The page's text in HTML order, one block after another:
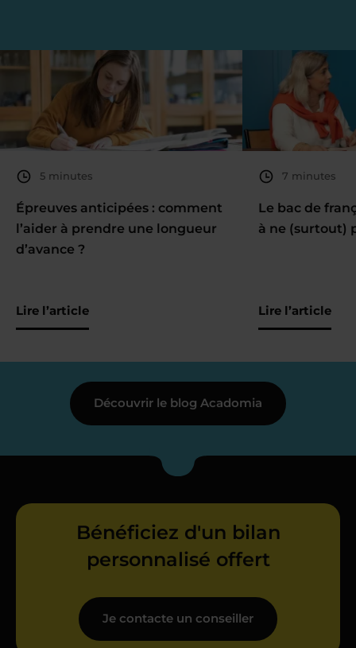
5 minutes
Épreuves anticipées : comment
l’aider à prendre une longueur
d’avance ?
Lire l’article
7 minutes
Le bac de
à ne (surtout)
Lire l’article
Découvrir le blog Acadomia
Bénéficiez d'un bilan
personnalisé offert
Je contacte un conseiller